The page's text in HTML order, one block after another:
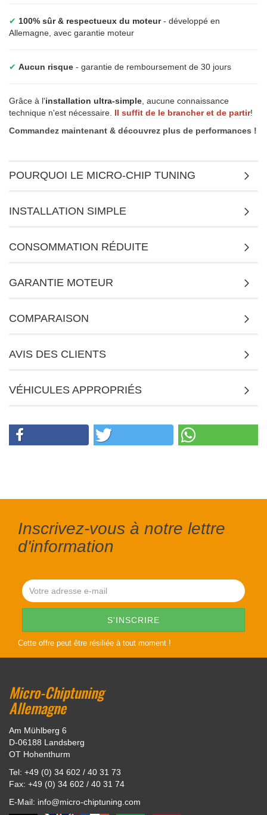
✔ 100% sûr & respectueux du moteur- développé en
Allemagne, avec garantie moteur
✔ Aucun risque - garantie de remboursement de 30 jours
Grâce à l'installation ultra-simple , aucune connaissance
technique n'est nécessaire. Il suffit de le brancher et de partir!
Commandez maintenant & découvrez plus de performances !
POURQUOI LE MICRO-CHIP TUNING
INSTALLATION SIMPLE
CONSOMMATION RÉDUITE
GARANTIE MOTEUR
COMPARAISON
AVIS DES CLIENTS
VÉHICULES APPROPRIÉS
Inscrivez-vous à notre lettre
d'information
Cette offre peut être résiliée à tout moment !
Micro-Chiptuning
Allemagne
Am Mühlberg 6
D-06188 Landsberg
OT Hohenthurm
Tel: +49 (0) 34 602 / 40 31 73
Fax: +49 (0) 34 602 / 40 31 74
E-Mail: info@micro-chiptuning.com